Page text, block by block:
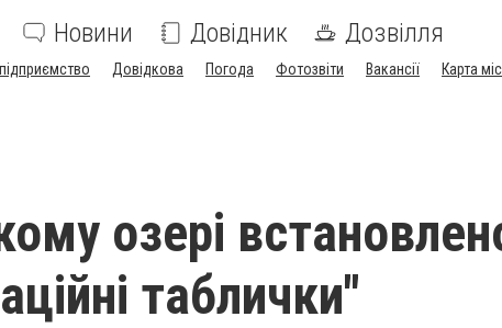
Новини Довідник Дозвілля
Довідкова Погода Фотозвіти Вакансії Карта
озері
таблички"